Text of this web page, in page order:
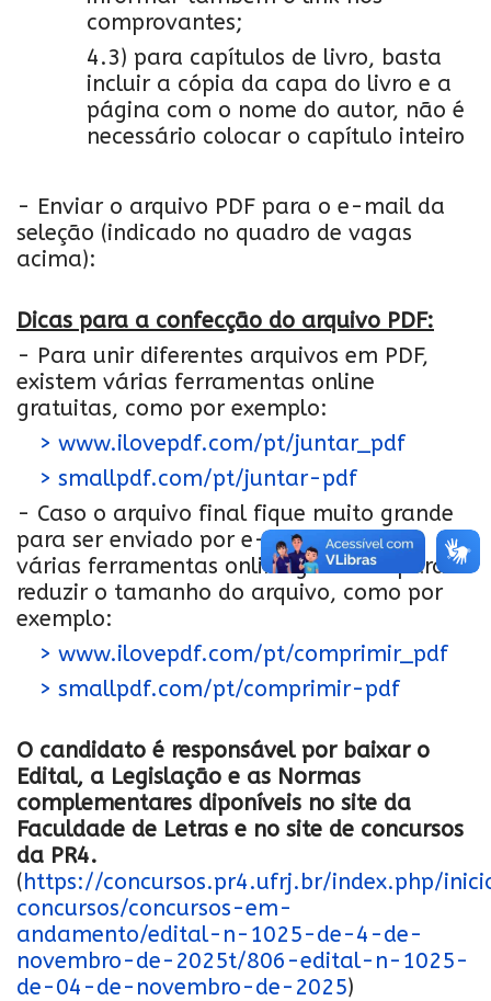
comprovantes;
4.3) para capítulos de livro, basta
incluir a cópia da capa do livro e a
página com o nome do autor, não é
necessário colocar o capítulo inteiro
- Enviar o arquivo PDF para o e-mail da
seleção (indicado no quadro de vagas
acima):
Dicas para a confecção do arquivo PDF:
- Para unir diferentes arquivos em PDF,
existem várias ferramentas online
gratuitas, como por exemplo:
> www.ilovepdf.com/pt/juntar_pdf
> smallpdf.com/pt/juntar-pdf
- Caso o arquivo final fique muito grande
para ser enviado por e-mail, existem
várias ferramentas online gratuitas para
reduzir o tamanho do arquivo, como por
exemplo:
> www.ilovepdf.com/pt/comprimir_pdf
> smallpdf.com/pt/comprimir-pdf
O candidato é responsável por baixar o
Edital, a Legislação e as Normas
complementares diponíveis no site da
Faculdade de Letras e no site de concursos
da PR4.
(https://concursos.pr4.ufrj.br/index.php/
concursos/concursos-em-
andamento/edital-n-1025-de-4-de-
novembro-de-2025t/806-edital-n-1025-
de-04-de-novembro-de-2025)